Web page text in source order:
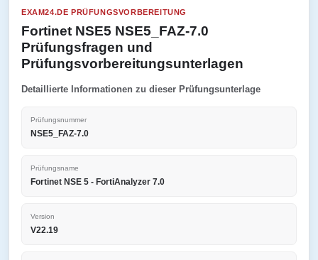
EXAM24.DE PRÜFUNGSVORBEREITUNG
Fortinet NSE5 NSE5_FAZ-7.0
Prüfungsfragen und
Prüfungsvorbereitungsunterlagen
Detaillierte Informationen zu dieser Prüfungsunterlage
Prüfungsnummer
NSE5_FAZ-7.0
Prüfungsname
Fortinet NSE 5 - FortiAnalyzer 7.0
Version
V22.19